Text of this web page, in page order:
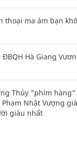
thoại ma ám bạn
ĐBQH Hà Giang
Thúy "phím
Nhật Vượng
giàu nhất